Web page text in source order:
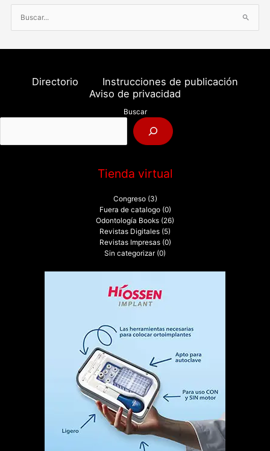
u
s
o
:
Directorio
Instrucciones de publicación
Aviso de privacidad
Buscar
Tienda virtual
Congreso (3)
Fuera de catalogo (0)
Odontología Books (26)
Revistas Digitales (5)
Revistas Impresas (0)
Sin categorizar (0)